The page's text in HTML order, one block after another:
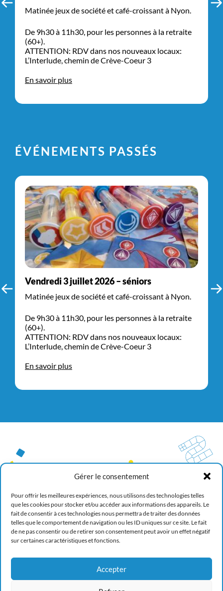
Gérer le consentement
Pour offrir les meilleures expériences, nous utilisons des technologies telles
que les cookies pour stocker et/ou accéder aux informations des appareils. Le
fait de consentir à ces technologies nous permettra de traiter des données
telles que le comportement de navigation ou les ID uniques sur ce site. Le fait
de ne pas consentir ou de retirer son consentement peut avoir un effet négatif
sur certaines caractéristiques et fonctions.
Accepter
Matinée jeux de société et café-croissant à Nyon.
De 9h30 à 11h30, pour les personnes à la retraite
(60+).
ATTENTION: RDV dans nos nouveaux locaux:
L’Interlude, chemin de Crève-Coeur 3
En savoir plus
ÉVÉNEMENTS PASSÉS
Vendredi 3 juillet 2026 – séniors
Matinée jeux de société et café-croissant à Nyon.
De 9h30 à 11h30, pour les personnes à la retraite
(60+).
ATTENTION: RDV dans nos nouveaux locaux:
L’Interlude, chemin de Crève-Coeur 3
En savoir plus
RÈGLEMENT DE L’ASSOCIATION
Français
Anglais
Je m’abonne